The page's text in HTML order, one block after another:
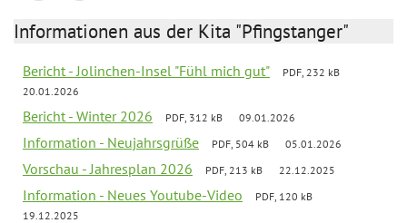
Informationen aus der Kita "Pfingstanger"
Bericht - Jolinchen-Insel "Fühl mich gut"
PDF, 232 kB
20.01.2026
Bericht - Winter 2026 PDF, 312 kB 09.01.2026
Information - Neujahrsgrüße PDF, 504 kB 05.01.2026
Vorschau - Jahresplan 2026 PDF, 213 kB 22.12.2025
Information - Neues Youtube-Video
PDF, 120 kB
19.12.2025